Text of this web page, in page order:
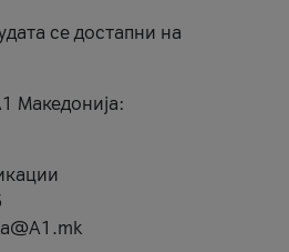
се достапни на
Македонија: